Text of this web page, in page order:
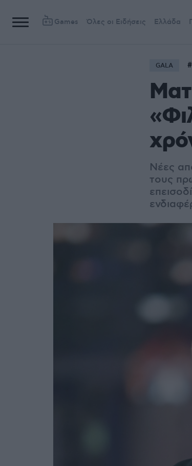
Games Όλες οι Ειδήσεις Ελλάδα
GALA
Νέες
τους